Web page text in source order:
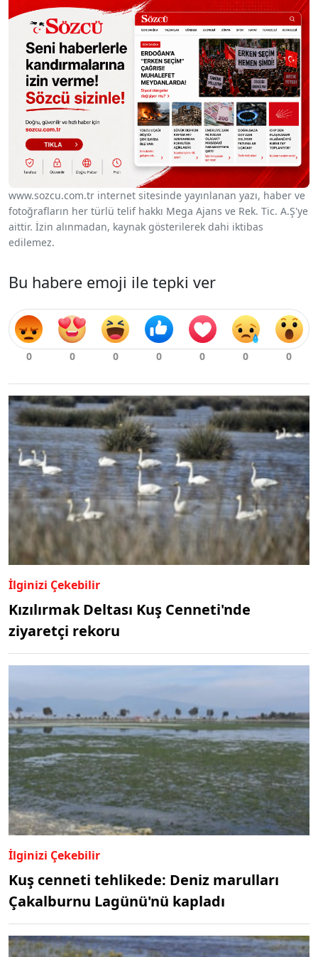
www.sozcu.com.tr internet sitesinde yayınlanan yazı, haber ve
fotoğrafların her türlü telif hakkı Mega Ajans ve Rek. Tic. A.Ş'ye
aittir. İzin alınmadan, kaynak gösterilerek dahi iktibas
edilemez.
Bu habere emoji ile tepki ver
İlginizi Çekebilir
Kızılırmak Deltası Kuş Cenneti'nde
ziyaretçi rekoru
İlginizi Çekebilir
Kuş cenneti tehlikede: Deniz marulları
Çakalburnu Lagünü'nü kapladı